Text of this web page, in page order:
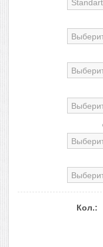
Кол.: